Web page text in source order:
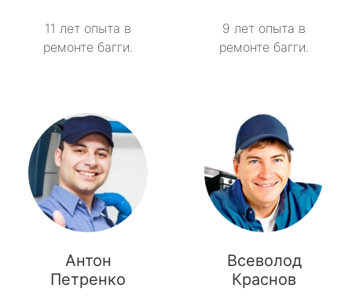
11 лет опыта в
ремонте багги.
9 лет опыта в
ремонте багги.
Антон
Петренко
Всеволод
Краснов